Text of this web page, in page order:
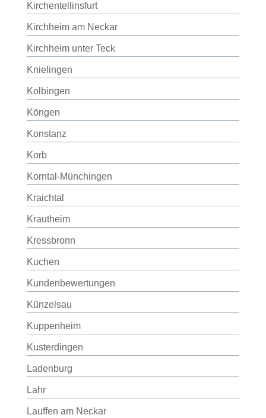
Kirchentellinsfurt
Kirchheim am Neckar
Kirchheim unter Teck
Knielingen
Kolbingen
Köngen
Konstanz
Korb
Korntal-Münchingen
Kraichtal
Krautheim
Kressbronn
Kuchen
Kundenbewertungen
Künzelsau
Kuppenheim
Kusterdingen
Ladenburg
Lahr
Lauffen am Neckar